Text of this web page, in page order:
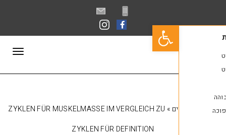
פתח סרגל נגישות
»
ZYKLEN FÜR MUSKELMASSE IM VERGLEICH ZU
ZYKLEN FÜR DEFINITION